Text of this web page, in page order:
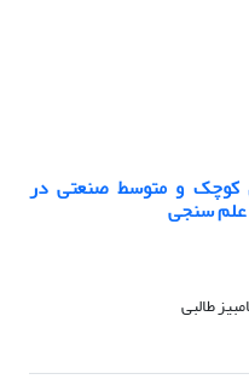
و متوسط صنعتی در
علم سنجی
طالبی